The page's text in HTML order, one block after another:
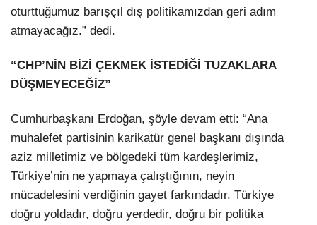
oturttuğumuz barışçıl dış politikamızdan geri adım
atmayacağız.” dedi.
“CHP’NİN BİZİ ÇEKMEK İSTEDİĞİ TUZAKLARA
DÜŞMEYECEĞİZ”
Cumhurbaşkanı Erdoğan, şöyle devam etti: “Ana
muhalefet partisinin karikatür genel başkanı dışında
aziz milletimiz ve bölgedeki tüm kardeşlerimiz,
Türkiye’nin ne yapmaya çalıştığının, neyin
mücadelesini verdiğinin gayet farkındadır. Türkiye
doğru yoldadır, doğru yerdedir, doğru bir politika